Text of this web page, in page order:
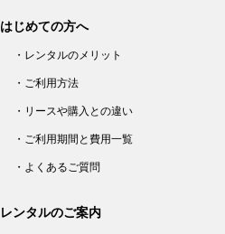
はじめての方へ
・レンタルのメリット
・ご利用方法
・リースや購入との違い
・ご利用期間と費用一覧
・よくあるご質問
レンタルのご案内